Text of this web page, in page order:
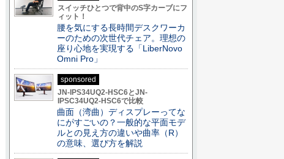
スイッチひとつで背中のS字カーブにフ
ィット！
腰を気にする長時間デスクワーカ
ーのための次世代チェア。理想の
座り心地を実現する「LiberNovo
Omni Pro」
sponsored
JN-IPS34UQ2-HSC6とJN-
IPSC34UQ2-HSC6で比較
曲面（湾曲）ディスプレーってな
にがすごいの？一般的な平面モデ
ルとの見え方の違いや曲率（R）
の意味、選び方を解説